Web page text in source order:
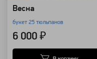
Весна
букет 25 тюльпанов
6 000 ₽